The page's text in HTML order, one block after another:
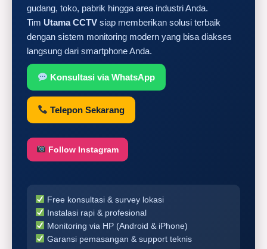
gudang, toko, pabrik hingga area industri Anda.
Tim Utama CCTV siap memberikan solusi terbaik
dengan sistem monitoring modern yang bisa diakses
langsung dari smartphone Anda.
Konsultasi via WhatsApp
Telepon Sekarang
Follow Instagram
Free konsultasi & survey lokasi
Instalasi rapi & profesional
Monitoring via HP (Android & iPhone)
Garansi pemasangan & support teknis